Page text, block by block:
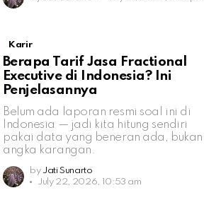
Karir
Berapa Tarif Jasa Fractional
Executive di Indonesia? Ini
Penjelasannya
Belum ada laporan resmi soal ini di
Indonesia — jadi kita hitung sendiri
pakai data yang beneran ada, bukan
angka karangan.
by Jati Sunarto
July 22, 2026, 10:53 am